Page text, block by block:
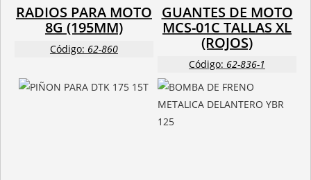
RADIOS PARA MOTO
8G (195MM)
Código: 62-860
GUANTES DE MOTO
MCS-01C TALLAS XL
(ROJOS)
Código: 62-836-1